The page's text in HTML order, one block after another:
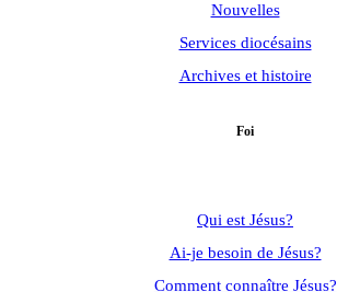
Nouvelles
Services diocésains
Archives et histoire
Foi
Qui est Jésus?
Ai-je besoin de Jésus?
Comment connaître Jésus?